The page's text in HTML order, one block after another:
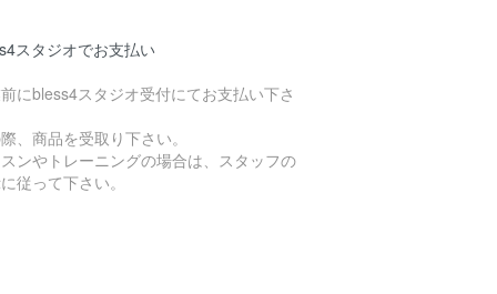
スタジオでお支払い
にbless4スタジオ受付にてお支払い下さ
、商品を受取り下さい。
ンやトレーニングの場合は、スタッフの
従って下さい。